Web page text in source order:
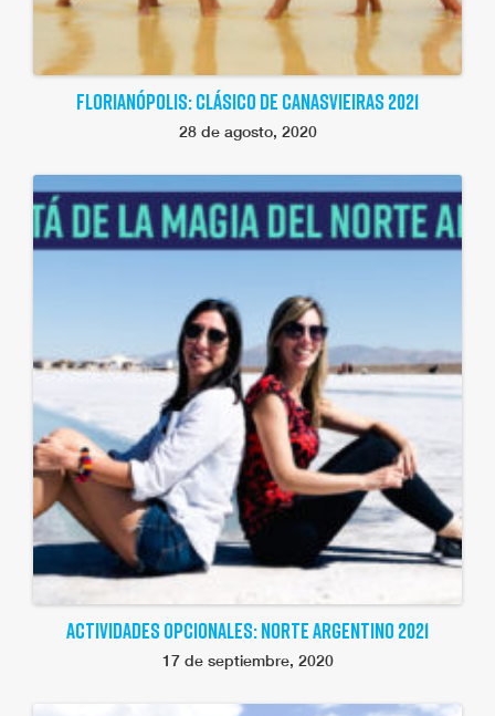
FLORIANÓPOLIS: CLÁSICO DE CANASVIEIRAS 2021
28 de agosto, 2020
ACTIVIDADES OPCIONALES: NORTE ARGENTINO 2021
17 de septiembre, 2020